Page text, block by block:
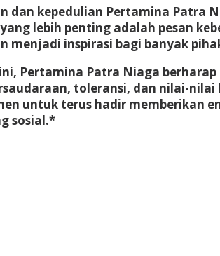
dan kepedulian Pertamina
lebih penting adalah pesan
inspirasi bagi banyak
Pertamina Patra Niaga
toleransi, dan nilai-
untuk terus hadir memberikan
sosial.*